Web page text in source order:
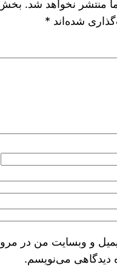
منتشر نخواهد شد.
شده‌اند *
و وبسایت من در
دیدگاهی می‌نویسم.